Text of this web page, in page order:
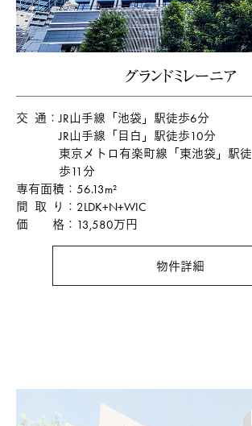
グランドミレーニア
交通
JR山手線「池袋」駅徒歩6分
JR山手線「目白」駅徒歩10分
東京メトロ有楽町線「東池袋」駅徒
歩11分
専有面積
56.13m²
間取り
2LDK+N+WIC
価格
13,580万円
物件詳細